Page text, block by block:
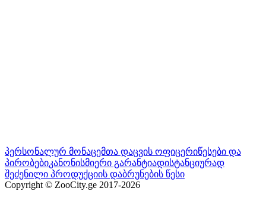
პერსონალურ მონაცემთა დაცვის ოფიცერიწესები და
პირობებიკანონისმიერი გარანტიადისტანციურად
შეძენილი პროდუქციის დაბრუნების წესი
Copyright © ZooCity.ge 2017-2026